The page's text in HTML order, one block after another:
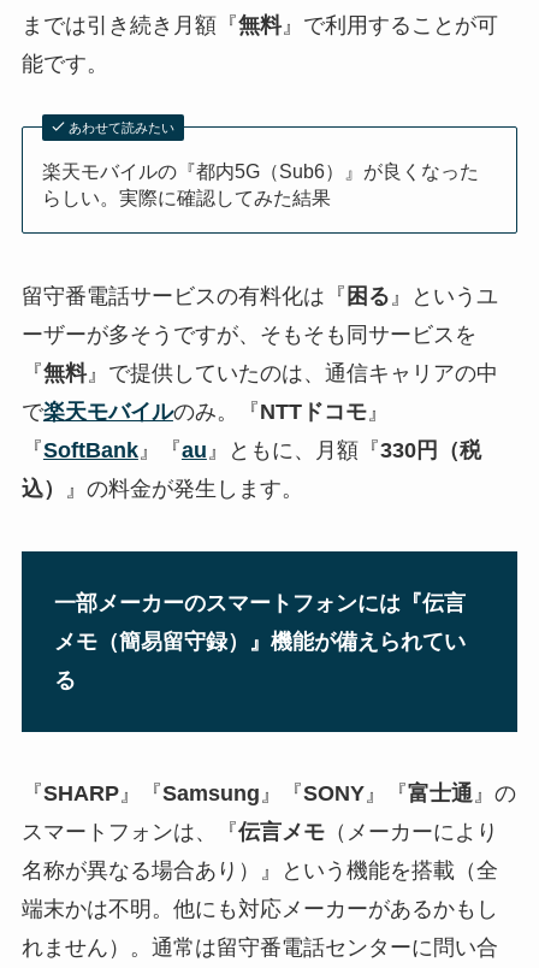
までは引き続き月額『無料』で利用することが可
能です。
あわせて読みたい
楽天モバイルの『都内5G（Sub6）』が良くなった
らしい。実際に確認してみた結果
留守番電話サービスの有料化は『 困る』というユ
ーザーが多そうですが、そもそも同サービスを
『無料』で提供していたのは、通信キャリアの中
で楽天モバイルのみ。『NTTドコモ』
『SoftBank』『au』ともに、月額『330円（税
込）
』の料金が発生します。
一部メーカーのスマートフォンには『伝言
メモ（簡易留守録）』機能が備えられてい
る
『SHARP』『Samsung』『SONY』『富士通』の
スマートフォンは、『伝言メモ（メーカーにより
名称が異なる場合あり）』という機能を搭載（全
端末かは不明。他にも対応メーカーがあるかもし
れません）。通常は留守番電話センターに問い合